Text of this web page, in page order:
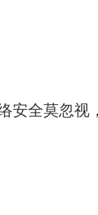
安全莫忽视